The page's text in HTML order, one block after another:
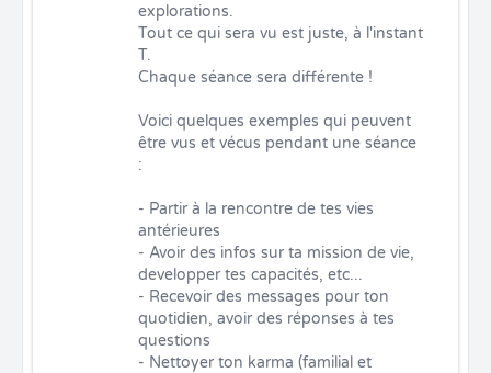
explorations.
Tout ce qui sera vu est juste, à l'instant
T.
Chaque séance sera différente !
Voici quelques exemples qui peuvent
être vus et vécus pendant une séance
:
- Partir à la rencontre de tes vies
antérieures
- Avoir des infos sur ta mission de vie,
developper tes capacités, etc...
- Recevoir des messages pour ton
quotidien, avoir des réponses à tes
questions
- Nettoyer ton karma (familial et